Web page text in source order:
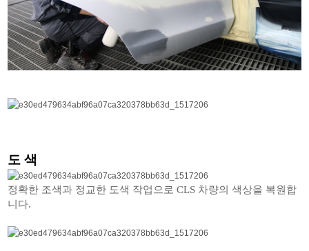
도 색
정확한 조색과 정교한 도색 작업으로 CLS 차량의 색상을 복원합
니다.